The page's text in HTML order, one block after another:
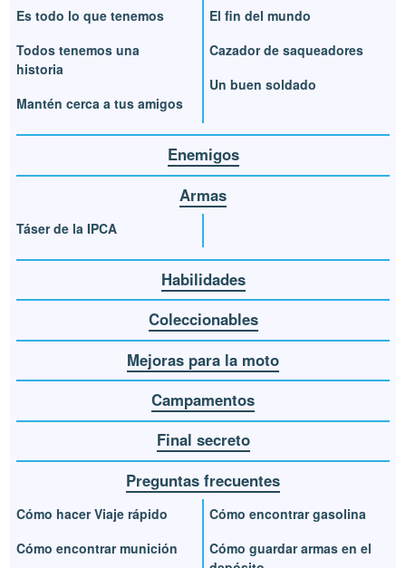
Es todo lo que tenemos
Todos tenemos una
historia
Mantén cerca a tus amigos
El fin del mundo
Cazador de saqueadores
Un buen soldado
Enemigos
Armas
Táser de la IPCA
Habilidades
Coleccionables
Mejoras para la moto
Campamentos
Final secreto
Preguntas frecuentes
Cómo hacer Viaje rápido
Cómo encontrar munición
Cómo encontrar gasolina
Cómo guardar armas en el